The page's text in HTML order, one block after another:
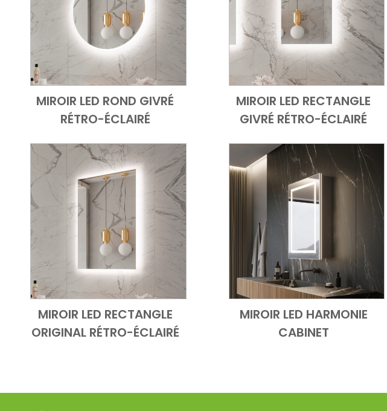
Add to Cart
Vue d'ensemble
MIROIR LED ROND GIVRÉ
RÉTRO-ÉCLAIRÉ
Add to Cart
Vue d'ensemble
MIROIR LED RECTANGLE
GIVRÉ RÉTRO-ÉCLAIRÉ
Add to Cart
Vue d'ensemble
MIROIR LED RECTANGLE
ORIGINAL RÉTRO-ÉCLAIRÉ
Add to Cart
Vue d'ensemble
MIROIR LED HARMONIE
CABINET